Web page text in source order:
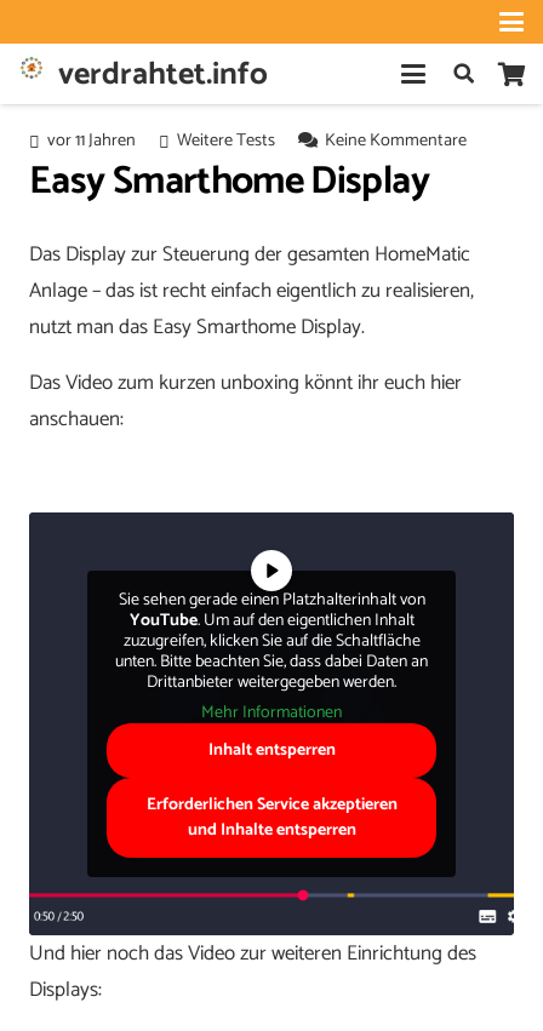
verdrahtet.info
vor 11 Jahren Weitere Tests Keine Kommentare
Easy Smarthome Display
Das Display zur Steuerung der gesamten HomeMatic
Anlage – das ist recht einfach eigentlich zu realisieren,
nutzt man das Easy Smarthome Display.
Das Video zum kurzen unboxing könnt ihr euch hier
anschauen:
Sie sehen gerade einen Platzhalterinhalt von
YouTube. Um auf den eigentlichen Inhalt
zuzugreifen, klicken Sie auf die Schaltfläche
unten. Bitte beachten Sie, dass dabei Daten an
Drittanbieter weitergegeben werden.
Mehr Informationen
Inhalt entsperren
Erforderlichen Service akzeptieren
und Inhalte entsperren
Und hier noch das Video zur weiteren Einrichtung des
Displays: